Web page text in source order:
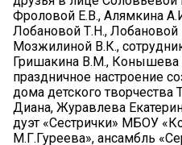
Фроловой Е.В., Алямкина
Лобановой Т.Н.,
Мозжилиной В.К.,
Гришакина В.М.,
праздничное настроение
дома детского
Диана, Журавлева
дуэт «Сестрички» МБОУ
М.Г.Гуреева», ансамбль